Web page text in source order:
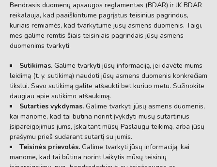
Bendrasis duomenų apsaugos reglamentas (BDAR) ir JK BDAR
reikalauja, kad paaiškintume pagrįstus teisinius pagrindus,
kuriais remiamės, kad tvarkytume jūsų asmens duomenis. Taigi,
mes galime remtis šiais teisiniais pagrindais jūsų asmens
duomenims tvarkyti:
Sutikimas. Galime tvarkyti jūsų informaciją, jei davėte mums
leidimą (t. y. sutikimą) naudoti jūsų asmens duomenis konkrečiam
tikslui. Savo sutikimą galite atšaukti bet kuriuo metu. Sužinokite
daugiau apie sutikimo atšaukimą.
Sutarties vykdymas. Galime tvarkyti jūsų asmens duomenis,
kai manome, kad tai būtina norint įvykdyti mūsų sutartinius
įsipareigojimus jums, įskaitant mūsų Paslaugų teikimą, arba jūsų
prašymu prieš sudarant sutartį su jumis.
Teisinės prievolės. Galime tvarkyti jūsų informaciją, kai
manome, kad tai būtina norint laikytis mūsų teisinių